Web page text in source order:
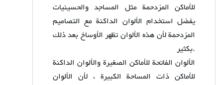
للأماكن المزدحمة مثل المساجد والحسينيات
يفضل استخدام الألوان الداكنة مع التصاميم
المزدحمة لأن هذه الألوان تظهر الأوساخ بعد ذلك
بكثير.
الألوان الفاتحة للأماكن الصغيرة والألوان الداكنة
للأماكن ذات المساحة الكبيرة ، لأن الألوان